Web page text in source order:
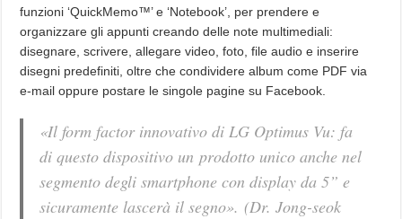
funzioni ‘QuickMemo™’ e ‘Notebook’, per prendere e
organizzare gli appunti creando delle note multimediali:
disegnare, scrivere, allegare video, foto, file audio e inserire
disegni predefiniti, oltre che condividere album come PDF via
e-mail oppure postare le singole pagine su Facebook.
«Il form factor innovativo di LG Optimus Vu: fa
di questo dispositivo un prodotto unico anche nel
segmento degli smartphone con display da 5” e
sicuramente lascerà il segno». (Dr. Jong-seok